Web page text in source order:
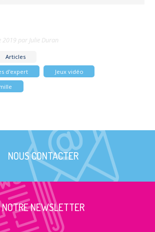
2019 par Julie Duran
Articles
d'expert
Jeux vidéo
NOUS CONTACTER
NOTRE NEWSLETTER